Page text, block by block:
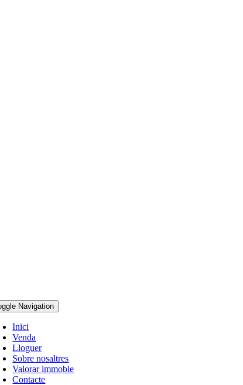
Navigation
Inici
Venda
Lloguer
Sobre nosaltres
Valorar immoble
Contacte